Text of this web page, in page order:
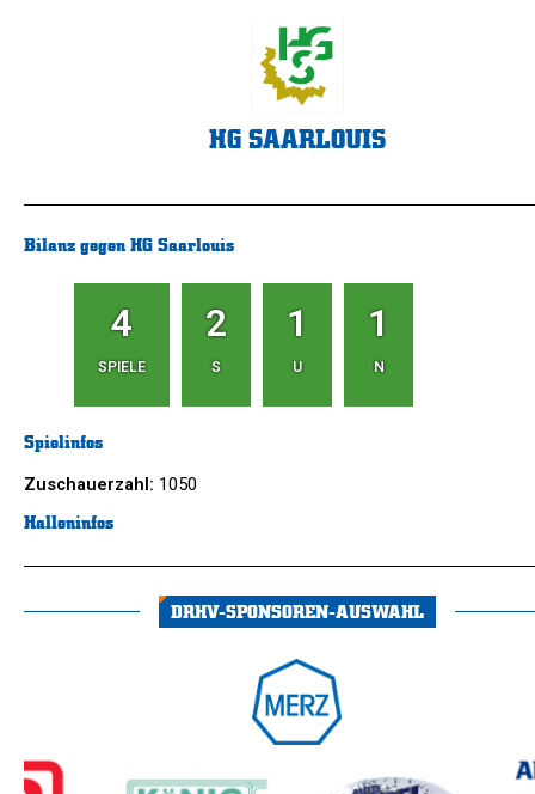
HG SAARLOUIS
Bilanz gegen HG Saarlouis
4
SPIELE
2
S
1
U
1
N
Spielinfos
Zuschauerzahl: 1050
Halleninfos
DRHV-SPONSOREN-AUSWAHL